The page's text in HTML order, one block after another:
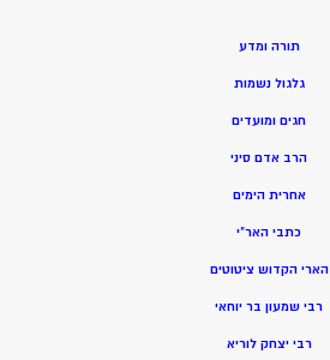
תורה ומדע
גלגול נשמות
חגים ומועדים
הרב אדם סיני
אחרית הימים
כתבי האר”י
הארי הקדוש ציטוטים
רבי שמעון בר יוחאי
רבי יצחק לוריא